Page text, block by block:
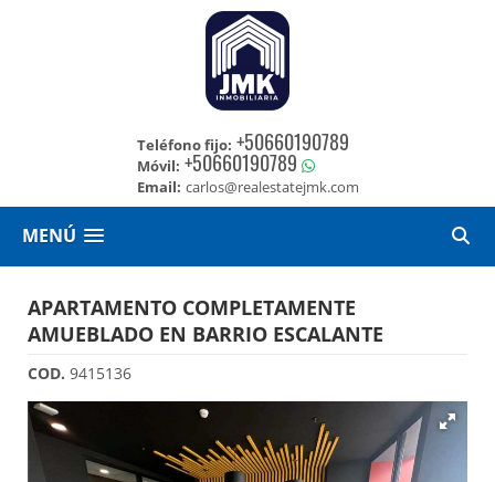
Teléfono fijo: +50660190789
Móvil: +50660190789
Email: carlos@realestatejmk.com
MENÚ
APARTAMENTO COMPLETAMENTE
AMUEBLADO EN BARRIO ESCALANTE
COD. 9415136